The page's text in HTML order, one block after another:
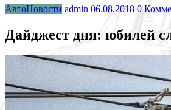
АвтоНовости admin 06.08.2018 0
Дайджест дня: юбилей